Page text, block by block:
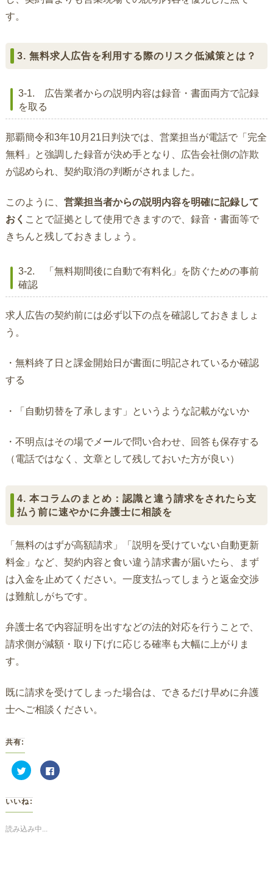
す。
3. 無料求人広告を利用する際のリスク低減策とは？
3-1. 広告業者からの説明内容は録音・書面両方で記録
を取る
那覇簡令和3年10月21日判決では、営業担当が電話で「完全
無料」と強調した録音が決め手となり、広告会社側の詐欺
が認められ、契約取消の判断がされました。
このように、 営業担当者からの説明内容を明確に記録して
おく ことで証拠として使用できますので、録音・書面等で
きちんと残しておきましょう。
3-2. 「無料期間後に自動で有料化」を防ぐための事前
確認
求人広告の契約前には必ず以下の点を確認しておきましょ
う。
・無料終了日と課金開始日が書面に明記されているか確認
する
・「自動切替を了承します」というような記載がないか
・不明点はその場でメールで問い合わせ、回答も保存する
（電話ではなく、文章として残しておいた方が良い）
4. 本コラムのまとめ：認識と違う請求をされたら支
払う前に速やかに弁護士に相談を
「無料のはずが高額請求」「説明を受けていない自動更新
料金」など、契約内容と食い違う請求書が届いたら、まず
は入金を止めてください。一度支払ってしまうと返金交渉
は難航しがちです。
弁護士名で内容証明を出すなどの法的対応を行うことで、
請求側が減額・取り下げに応じる確率も大幅に上がりま
す。
既に請求を受けてしまった場合は、できるだけ早めに弁護
士へご相談ください。
共有:
ク
リ
し
て
Twitter
共
有
Facebook
で
いいね:
読み込み中...